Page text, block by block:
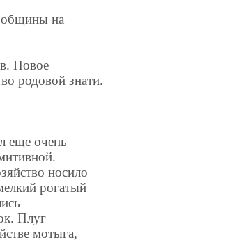
общины на
Новое
родовой знати.
еще очень
носило
рогатый
Плуг
мотыга,